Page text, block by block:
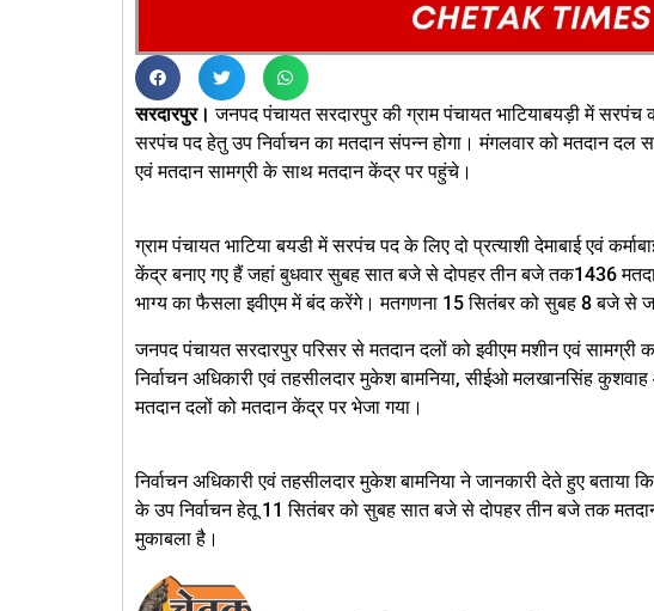
सरदारपुर। जनपद पंचायत सरदारपुर की ग्राम पंचायत भाटियाबयड़ी में सरपंच
सरपंच पद हेतु उप निर्वाचन का मतदान संपन्न होगा। मंगलवार को मतदान दल
एवं मतदान सामग्री के साथ मतदान केंद्र पर पहुंचे।
ग्राम पंचायत भाटिया बयडी में सरपंच पद के लिए दो प्रत्याशी देमाबाई एवं
केंद्र बनाए गए हैं जहां बुधवार सुबह सात बजे से दोपहर तीन बजे तक1436
भाग्य का फैसला इवीएम में बंद करेंगे। मतगणना 15 सितंबर को सुबह 8 बजे से
जनपद पंचायत सरदारपुर परिसर से मतदान दलों को इवीएम मशीन एवं सामग्री
निर्वाचन अधिकारी एवं तहसीलदार मुकेश बामनिया, सीईओ मलखानसिंह
मतदान दलों को मतदान केंद्र पर भेजा गया।
निर्वाचन अधिकारी एवं तहसीलदार मुकेश बामनिया ने जानकारी देते हुए बताया
के उप निर्वाचन हेतू 11 सितंबर को सुबह सात बजे से दोपहर तीन बजे तक
मुकाबला है।